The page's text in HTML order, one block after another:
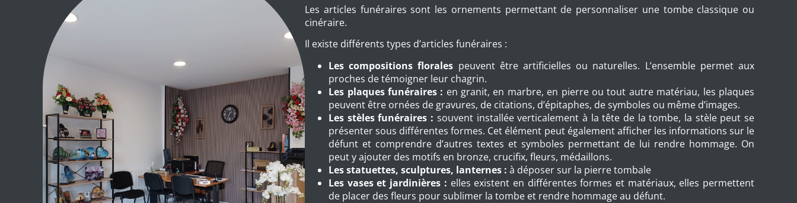
Les articles funéraires sont les ornements permettant de personnaliser une tombe classique ou
cinéraire.
Il existe différents types d’articles funéraires :
Les compositions florales peuvent être artificielles ou naturelles. L’ensemble permet aux
proches de témoigner leur chagrin.
Les plaques funéraires : en granit, en marbre, en pierre ou tout autre matériau, les plaques
peuvent être ornées de gravures, de citations, d’épitaphes, de symboles ou même d’images.
Les stèles funéraires : souvent installée verticalement à la tête de la tombe, la stèle peut se
présenter sous différentes formes. Cet élément peut également afficher les informations sur le
défunt et comprendre d’autres textes et symboles permettant de lui rendre hommage. On
peut y ajouter des motifs en bronze, crucifix, fleurs, médaillons.
Les statuettes, sculptures, lanternes : à déposer sur la pierre tombale
Les vases et jardinières : elles existent en différentes formes et matériaux, elles permettent
de placer des fleurs pour sublimer la tombe et rendre hommage au défunt.